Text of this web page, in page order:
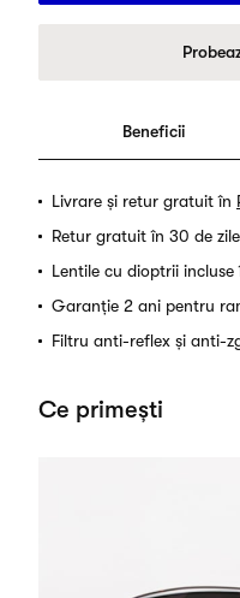
Beneficii
Livrare și retur gratuit în
Retur gratuit în 30 de zile
Lentile cu dioptrii incluse
Garanție 2 ani pentru
Filtru anti-reflex și anti-
Ce primești